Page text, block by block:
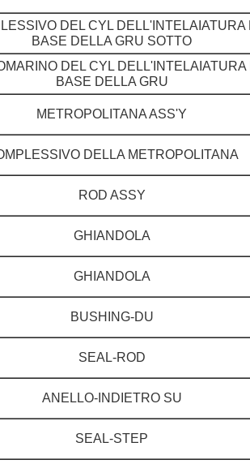
DEL CYL DELL'INTELAIATURA
BASE DELLA GRU SOTTO
DEL CYL DELL'INTELAIATURA
BASE DELLA GRU
METROPOLITANA ASS'Y
DELLA METROPOLITANA
ROD ASSY
GHIANDOLA
GHIANDOLA
BUSHING-DU
SEAL-ROD
ANELLO-INDIETRO SU
SEAL-STEP